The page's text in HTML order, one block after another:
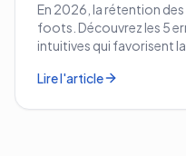
En 2026, la rétention
foots. Découvrez les 5
intuitives qui favorisent
Lire l'article